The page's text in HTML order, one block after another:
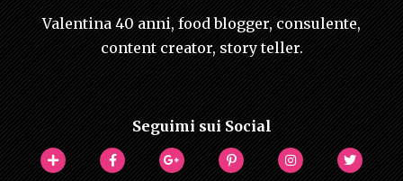
Valentina 40 anni, food blogger, consulente,
content creator, story teller.
Seguimi sui Social